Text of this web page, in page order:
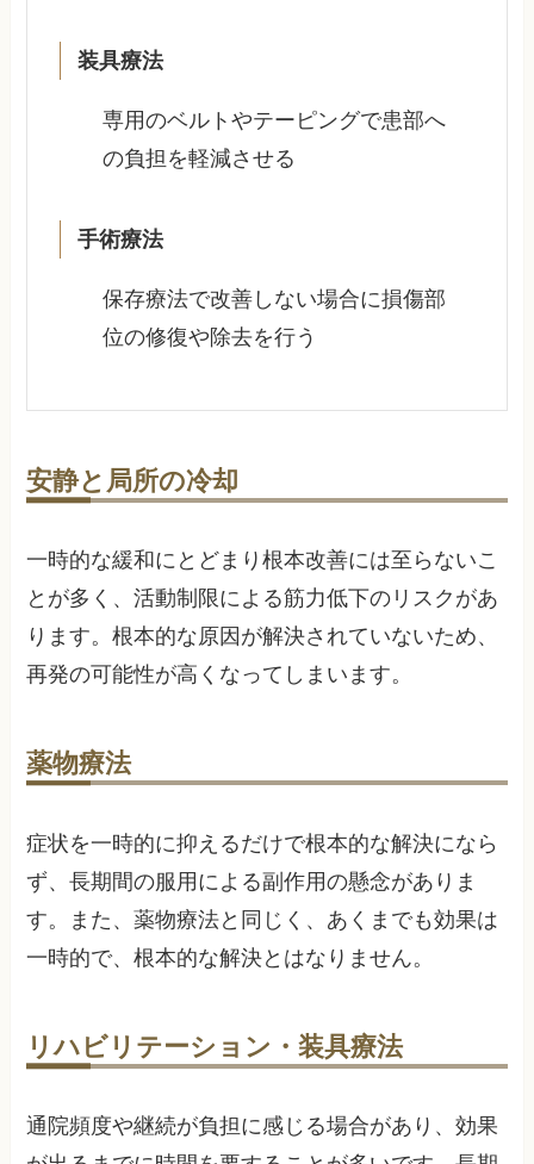
装具療法
専用のベルトやテーピングで患部へ
の負担を軽減させる
手術療法
保存療法で改善しない場合に損傷部
位の修復や除去を行う
安静と局所の冷却
一時的な緩和にとどまり根本改善には至らないこ
とが多く、活動制限による筋力低下のリスクがあ
ります。根本的な原因が解決されていないため、
再発の可能性が高くなってしまいます。
薬物療法
症状を一時的に抑えるだけで根本的な解決になら
ず、長期間の服用による副作用の懸念がありま
す。また、薬物療法と同じく、あくまでも効果は
一時的で、根本的な解決とはなりません。
リハビリテーション・装具療法
通院頻度や継続が負担に感じる場合があり、効果